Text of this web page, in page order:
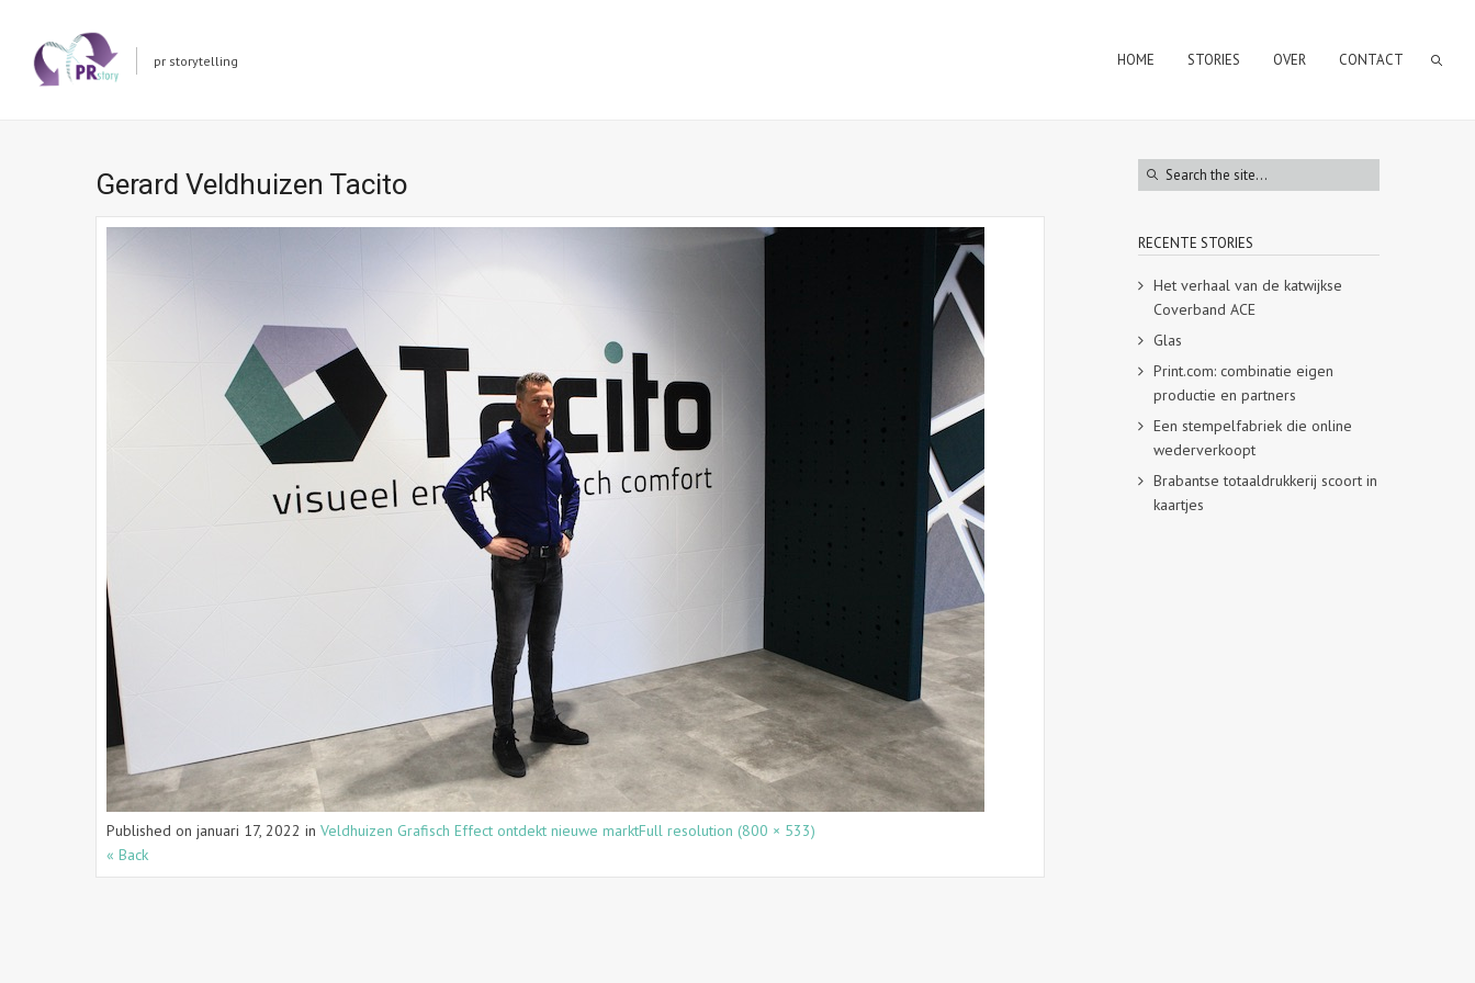
pr storytelling HOME STORIES OVER CONTACT
Gerard Veldhuizen Tacito
Published on januari 17, 2022 in Veldhuizen Grafisch Effect ontdekt nieuwe marktFull resolution (800 × 533)
« Back
RECENTE STORIES
Het verhaal van de katwijkse
Coverband ACE
Glas
Print.com: combinatie eigen
productie en partners
Een stempelfabriek die online
wederverkoopt
Brabantse totaaldrukkerij scoort in
kaartjes